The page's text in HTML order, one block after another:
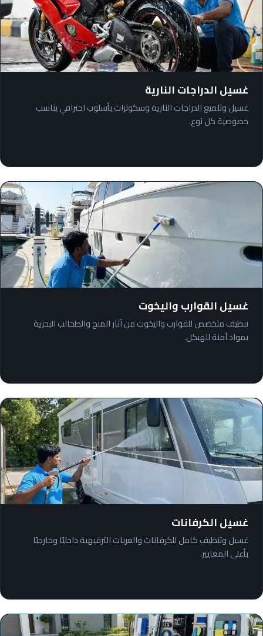
غسيل الدراجات النارية
غسيل وتلميع الدراجات النارية وسكوترات بأسلوب احترافي يناسب
خصوصية كل نوع.
غسيل القوارب واليخوت
تنظيف متخصص للقوارب واليخوت من آثار الملح والطحالب البحرية
بمواد آمنة للهيكل.
غسيل الكرفانات
غسيل وتنظيف كامل للكرفانات والعربات الترفيهية داخليًا وخارجيًا
بأعلى المعايير.